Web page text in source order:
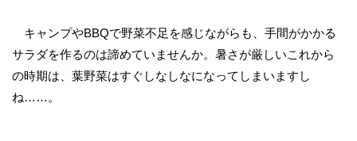
キャンプやBBQで野菜不足を感じながらも、手間がかかる
サラダを作るのは諦めていませんか。暑さが厳しいこれから
の時期は、葉野菜はすぐしなしなになってしまいますし
ね……。